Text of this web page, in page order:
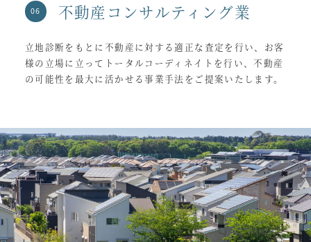
不動産コンサルティング業
立地診断をもとに不動産に対する適正な査定を行い、お客
様の立場に立ってトータルコーディネイトを行い、不動産
の可能性を最大に活かせる事業手法をご提案いたします。